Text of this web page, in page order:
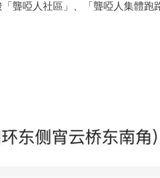
聾啞人社區」、「聾啞人集體跑